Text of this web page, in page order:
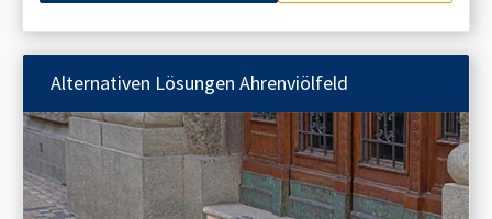
Alternativen Lösungen Ahrenviölfeld